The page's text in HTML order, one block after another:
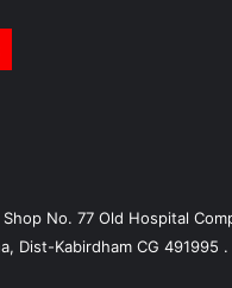
No. 77 Old Hospital
Dist-Kabirdham CG 491995 .